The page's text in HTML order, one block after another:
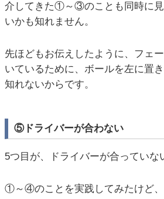
介してきた①～③のことも同時に
いかも知れません。
先ほどもお伝えしたように、フェ
いているために、ボールを左に置
知れないからです。
⑤ドライバーが合わない
5つ目が、ドライバーが合っていな
①～④のことを実践してみたけど